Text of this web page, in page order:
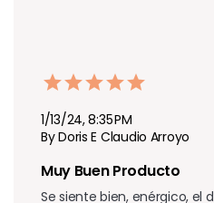
1/13/24, 8:35 PM
By Doris E Claudio Arroyo
Muy Buen Producto
Se siente bien, enérgico, el